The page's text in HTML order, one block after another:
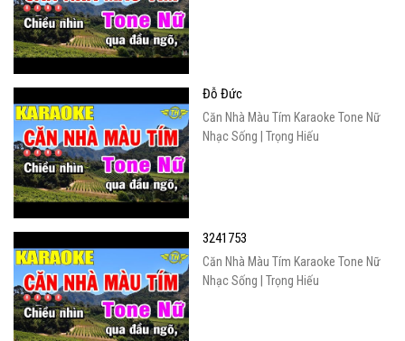
Đỗ Đức
Căn Nhà Màu Tím Karaoke Tone Nữ
Nhạc Sống | Trọng Hiếu
3241753
Căn Nhà Màu Tím Karaoke Tone Nữ
Nhạc Sống | Trọng Hiếu